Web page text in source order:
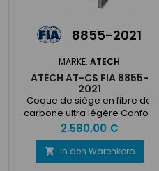
8855-2021
MARKE: ATECH
ATECH AT-CS FIA 8855-
2021
Coque de siège en fibre de
carbone ultra légère Confort
garanti par l'unique ASS
(Anatomic Shell System)
Appui-tête recouvert d'un
matériau d'absorption
Preis
2.580,00 €
 In den Warenkorb